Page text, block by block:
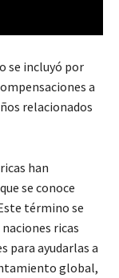
se incluyó por
a
relacionados
han
se conoce
término se
ricas
para ayudarlas a
global,